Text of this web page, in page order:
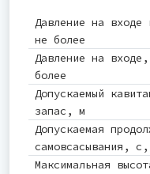
Давление на
не более
Давление на
более
Допускаемый
запас, м
Допускаемая
самовсасывания,
Максимальная